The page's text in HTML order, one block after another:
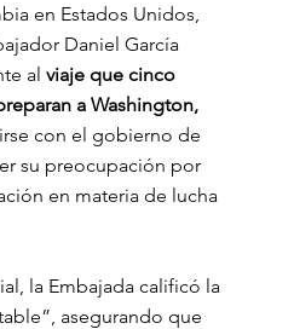
en Estados Unidos,
Daniel García
al viaje que cinco
a Washington,
con el gobierno de
su preocupación por
en materia de lucha
la Embajada calificó la
asegurando que